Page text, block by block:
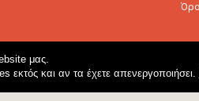
μας.
εκτός και αν τα έχετε απενεργοποιήσει.